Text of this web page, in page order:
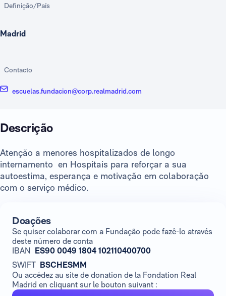
Definição/País
Madrid
Contacto
escuelas.fundacion@corp.realmadrid.com
Descrição
Atenção a menores hospitalizados de longo
internamento en Hospitais para reforçar a sua
autoestima, esperança e motivação em colaboração
com o serviço médico.
Doações
Se quiser colaborar com a Fundação pode fazê-lo através
deste número de conta
IBAN ES90 0049 1804 102110400700
SWIFT BSCHESMM
Ou accédez au site de donation de la Fondation Real
Madrid en cliquant sur le bouton suivant :